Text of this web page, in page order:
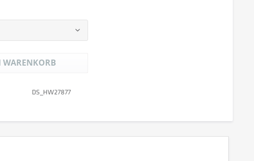
WARENKORB
DS_HW27877